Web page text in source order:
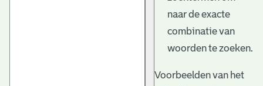
naar de exacte
combinatie van
woorden te zoeken.
Voorbeelden van het